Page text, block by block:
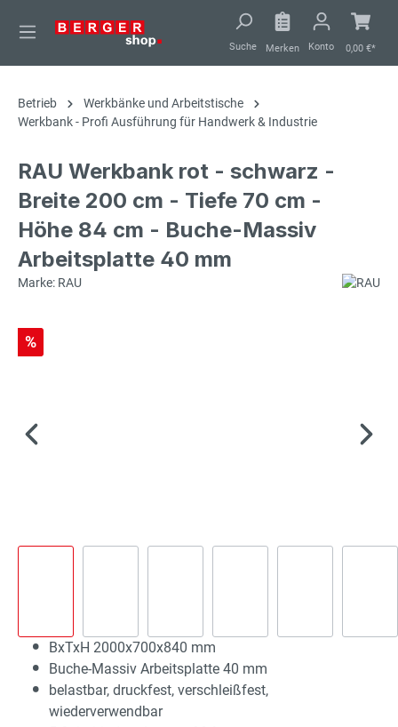
springen
Suche Merken Konto 0,00 €*
Betrieb
Werkbänke und Arbeitstische
Werkbank - Profi Ausführung für Handwerk & Industrie
RAU Werkbank rot - schwarz -
Breite 200 cm - Tiefe 70 cm -
Höhe 84 cm - Buche-Massiv
Arbeitsplatte 40 mm
Marke: RAU
%
BxTxH 2000x700x840 mm
Buche-Massiv Arbeitsplatte 40 mm
belastbar, druckfest, verschleißfest,
wiederverwendbar